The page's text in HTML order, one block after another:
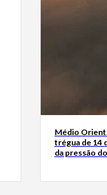
Médio
trégua de 14
da pressão